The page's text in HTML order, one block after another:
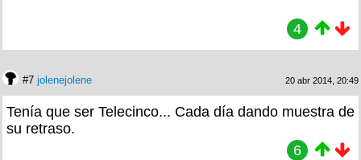
4
#7 jolenejolene 20 abr 2014, 20:49
Tenía que ser Telecinco... Cada día dando muestra de
su retraso.
6